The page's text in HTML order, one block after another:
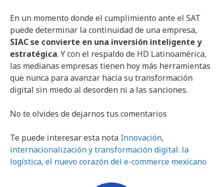
En un momento donde el cumplimiento ante el SAT
puede determinar la continuidad de una empresa,
SIAC se convierte en una inversión inteligente y
estratégica. Y con el respaldo de HD Latinoamérica,
las medianas empresas tienen hoy más herramientas
que nunca para avanzar hacia su transformación
digital sin miedo al desorden ni a las sanciones.
No te olvides de dejarnos tus comentarios
Te puede interesar esta nota Innovación,
internacionalización y transformación digital: la
logística, el nuevo corazón del e-commerce mexicano